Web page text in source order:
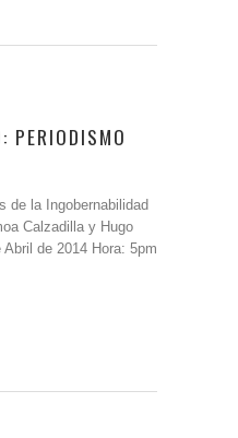
PERIODISMO
de la Ingobernabilidad
Calzadilla y Hugo
de 2014 Hora: 5pm